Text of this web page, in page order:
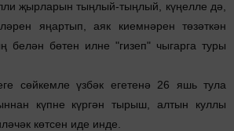
җырларын тыңлый-тыңлый, күңелле дә,
яңартып, аяк киемнәрен төзәткән
бөтен илне "гизеп" чыгарга туры
сөйкемле үзбәк егетенә 26 яшь тула
күпне күргән тырыш, алтын куллы
көтсен иде инде.